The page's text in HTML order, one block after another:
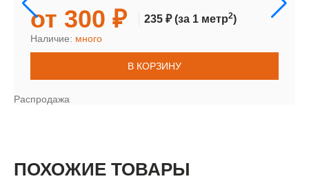
от 300 ₽ 235 ₽(за 1 метр2)
Наличие: много
В КОРЗИНУ
Распродажа
ПОХОЖИЕ ТОВАРЫ